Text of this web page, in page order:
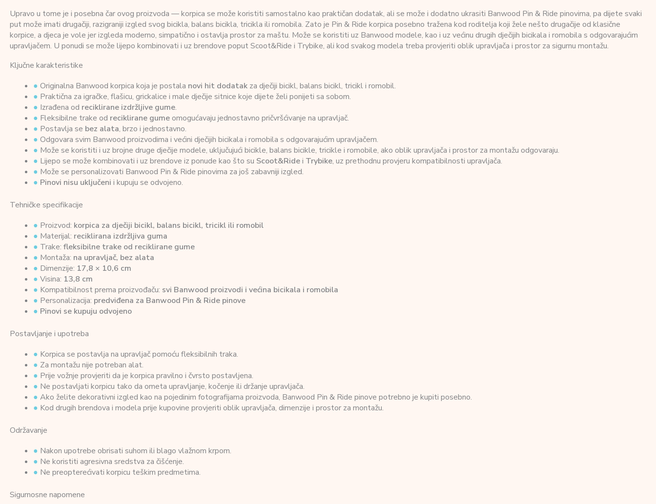
Upravo u tome je i posebna čar ovog proizvoda — korpica se može koristiti samostalno kao praktičan dodatak, ali se može i dodatno ukrasiti Banwood Pin & Ride pinovima, pa dijete svaki
put može imati drugačiji, razigraniji izgled svog bicikla, balans bicikla, tricikla ili romobila. Zato je Pin & Ride korpica posebno tražena kod roditelja koji žele nešto drugačije od klasične
korpice, a djeca je vole jer izgleda moderno, simpatično i ostavlja prostor za maštu. Može se koristiti uz Banwood modele, kao i uz većinu drugih dječijih bicikala i romobila s odgovarajućim
upravljačem. U ponudi se može lijepo kombinovati i uz brendove poput Scoot&Ride i Trybike, ali kod svakog modela treba provjeriti oblik upravljača i prostor za sigurnu montažu.
Ključne karakteristike
● Originalna Banwood korpica koja je postala novi hit dodatak za dječiji bicikl, balans bicikl, tricikl i romobil.
● Praktična za igračke, flašicu, grickalice i male dječije sitnice koje dijete želi ponijeti sa sobom.
● Izrađena od reciklirane izdržljive gume.
● Fleksibilne trake od reciklirane gumeomogućavaju jednostavno pričvršćivanje na upravljač.
● Postavlja se bez alata, brzo i jednostavno.
● Odgovara svim Banwood proizvodima i većini dječijih bicikala i romobila s odgovarajućim upravljačem.
● Može se koristiti i uz brojne druge dječije modele, uključujući bicikle, balans bicikle, tricikle i romobile, ako oblik upravljača i prostor za montažu odgovaraju.
● Lijepo se može kombinovati i uz brendove iz ponude kao što su Scoot&Ridei Trybike, uz prethodnu provjeru kompatibilnosti upravljača.
● Može se personalizovati Banwood Pin & Ride pinovima za još zabavniji izgled.
● Pinovi nisu uključeni i kupuju se odvojeno.
Tehničke specifikacije
● Proizvod: korpica za dječiji bicikl, balans bicikl, tricikl ili romobil
● Materijal: reciklirana izdržljiva guma
● Trake: fleksibilne trake od reciklirane gume
● Montaža: na upravljač, bez alata
● Dimenzije: 17,8 × 10,6 cm
● Visina: 13,8 cm
● Kompatibilnost prema proizvođaču: svi Banwood proizvodi i većina bicikala i romobila
● Personalizacija: predviđena za Banwood Pin & Ride pinove
● Pinovi se kupuju odvojeno
Postavljanje i upotreba
● Korpica se postavlja na upravljač pomoću fleksibilnih traka.
● Za montažu nije potreban alat.
● Prije vožnje provjeriti da je korpica pravilno i čvrsto postavljena.
● Ne postavljati korpicu tako da ometa upravljanje, kočenje ili držanje upravljača.
● Ako želite dekorativni izgled kao na pojedinim fotografijama proizvoda, Banwood Pin & Ride pinove potrebno je kupiti posebno.
● Kod drugih brendova i modela prije kupovine provjeriti oblik upravljača, dimenzije i prostor za montažu.
Održavanje
● Nakon upotrebe obrisati suhom ili blago vlažnom krpom.
● Ne koristiti agresivna sredstva za čišćenje.
● Ne preopterećivati korpicu teškim predmetima.
Sigurnosne napomene